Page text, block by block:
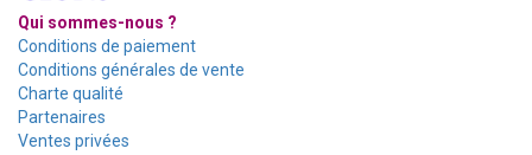
Qui sommes-nous ?
Conditions de paiement
Conditions générales de vente
Charte qualité
Partenaires
Ventes privées